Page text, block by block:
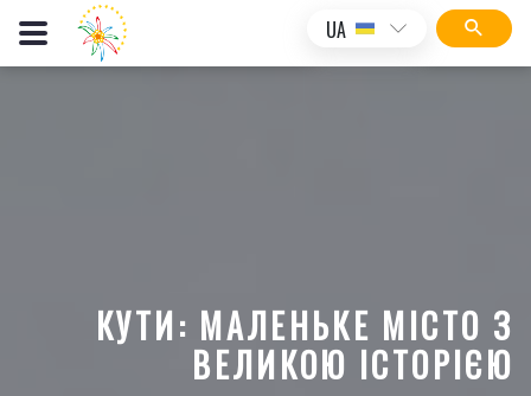
UA
КУТИ: МАЛЕНЬКЕ МІСТО З
ВЕЛИКОЮ ІСТОРІЄЮ